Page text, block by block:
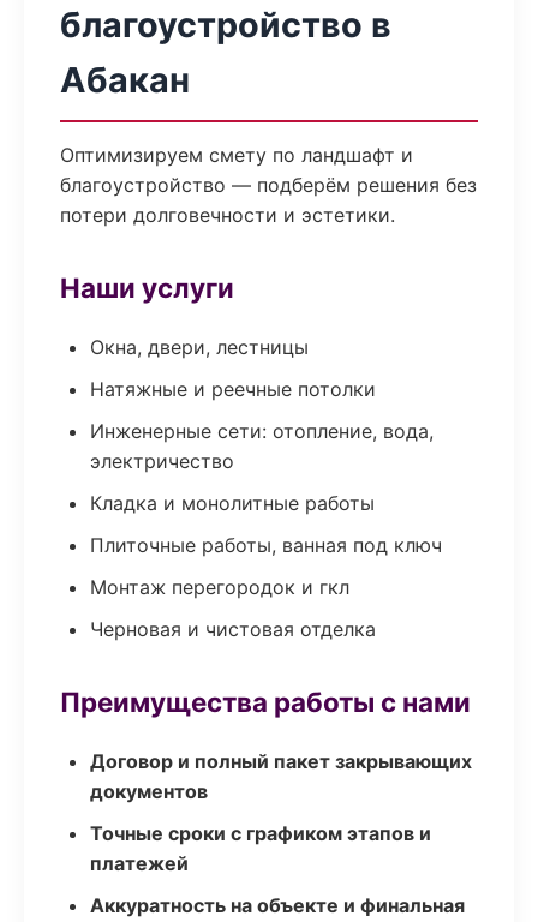
благоустройство в
Абакан
Оптимизируем смету по ландшафт и
благоустройство — подберём решения без
потери долговечности и эстетики.
Наши услуги
Окна, двери, лестницы
Натяжные и реечные потолки
Инженерные сети: отопление, вода,
электричество
Кладка и монолитные работы
Плиточные работы, ванная под ключ
Монтаж перегородок и гкл
Черновая и чистовая отделка
Преимущества работы с нами
Договор и полный пакет закрывающих
документов
Точные сроки с графиком этапов и
платежей
Аккуратность на объекте и финальная